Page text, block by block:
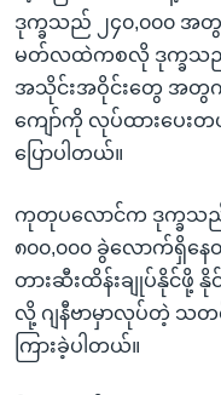
ဒုက္ခသည် ၂၄၀,၀၀၀ အတွ
မတ်လထဲကစလို ဒုက္ခသည်စ
အသိုင်းအဝိုင်းတွေ အတွက်
ကျော်ကို လုပ်ထားပေး
ပြောပါတယ်။
ကုတုပလောင်က ဒုက္ခသည်
၈၀၀,၀၀၀ ခွဲလောက်ရှိန
တားဆီးထိန်းချုပ်နိုင်ဖို့
လို့ ဂျနီဗာမှာလုပ်တဲ့ သတင်
ကြားခဲ့ပါတယ်။